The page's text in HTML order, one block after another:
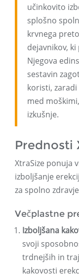
učinkovito
splošno
krvnega
dejavnikov,
Njegova
sestavin
koristi,
med
izkušnje.
Prednosti
XtraSize ponuja
izboljšanje
za spolno
Večplastne
Izboljšana
svoji
trdnejših in
kakovosti